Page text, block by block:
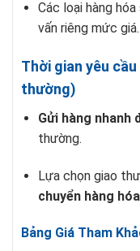
Các loại hàng
vấn riêng mức giá.
Thời gian yêu
thường)
Gửi hàng nhanh
thường.
Lựa chọn giao
chuyển hàng
Bảng Giá Tham